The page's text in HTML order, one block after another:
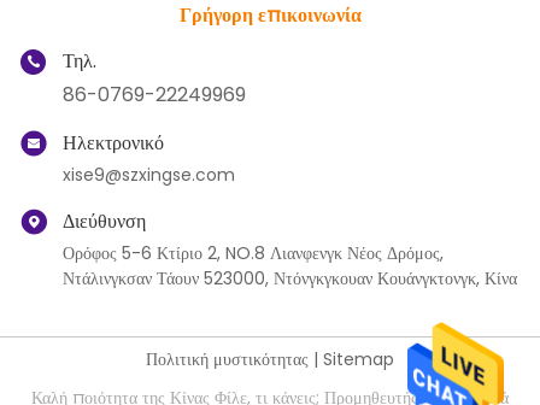
Γρήγορη επικοινωνία
Τηλ.
86-0769-22249969
Ηλεκτρονικό
xise9@szxingse.com
Διεύθυνση
Ορόφος 5-6 Κτίριο 2, NO.8 Λιανφενγκ Νέος Δρόμος,
Ντάλινγκσαν Τάουν 523000, Ντόνγκγκουαν Κουάνγκτονγκ, Κίνα
Πολιτική μυστικότητας | Sitemap
Καλή ποιότητα της Κίνας Φίλε, τι κάνεις; Προμηθευτής. Πνευματικά